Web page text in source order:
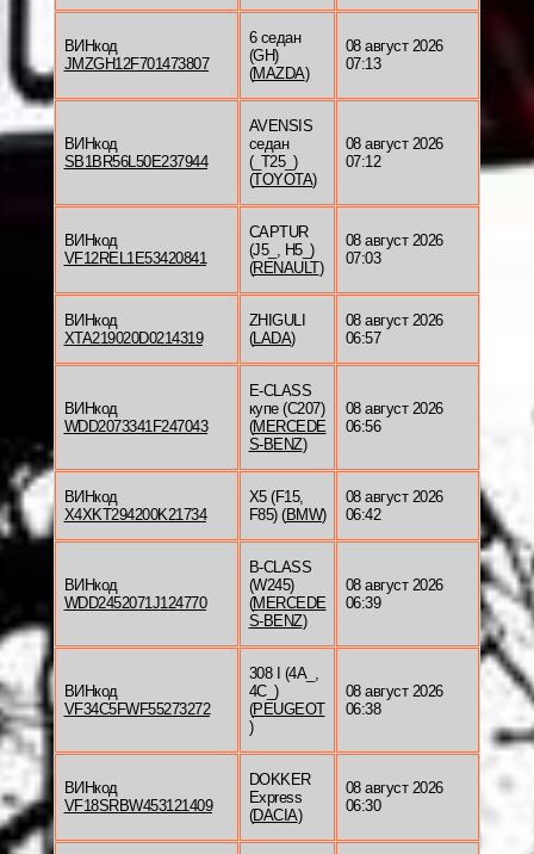
ВИНкод
JMZGH12F701473807
6 седан
(GH)
(MAZDA)
08 август 2026
07:13
ВИНкод
SB1BR56L50E237944
AVENSIS
седан
(_T25_)
(TOYOTA)
08 август 2026
07:12
ВИНкод
VF12REL1E53420841
CAPTUR
(J5_, H5_)
(RENAULT)
08 август 2026
07:03
ВИНкод
XTA219020D0214319
ZHIGULI
(LADA)
08 август 2026
06:57
ВИНкод
WDD2073341F247043
E-CLASS
купе (C207)
(MERCEDE
S-BENZ)
08 август 2026
06:56
ВИНкод
X4XKT294200K21734
X5 (F15,
F85) (BMW)
08 август 2026
06:42
ВИНкод
WDD2452071J124770
B-CLASS
(W245)
(MERCEDE
S-BENZ)
08 август 2026
06:39
ВИНкод
VF34C5FWF55273272
308 I (4A_,
4C_)
(PEUGEOT
)
08 август 2026
06:38
ВИНкод
VF18SRBW453121409
DOKKER
Express
(DACIA)
08 август 2026
06:30